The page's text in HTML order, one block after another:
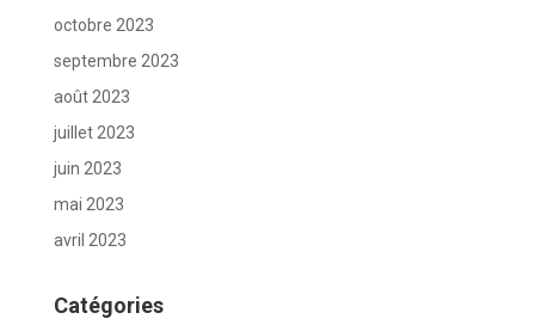
octobre 2023
septembre 2023
août 2023
juillet 2023
juin 2023
mai 2023
avril 2023
Catégories